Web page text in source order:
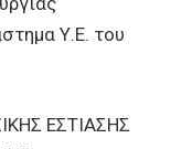
Υ.Ε. του
ΕΣΤΙΑΣΗΣ